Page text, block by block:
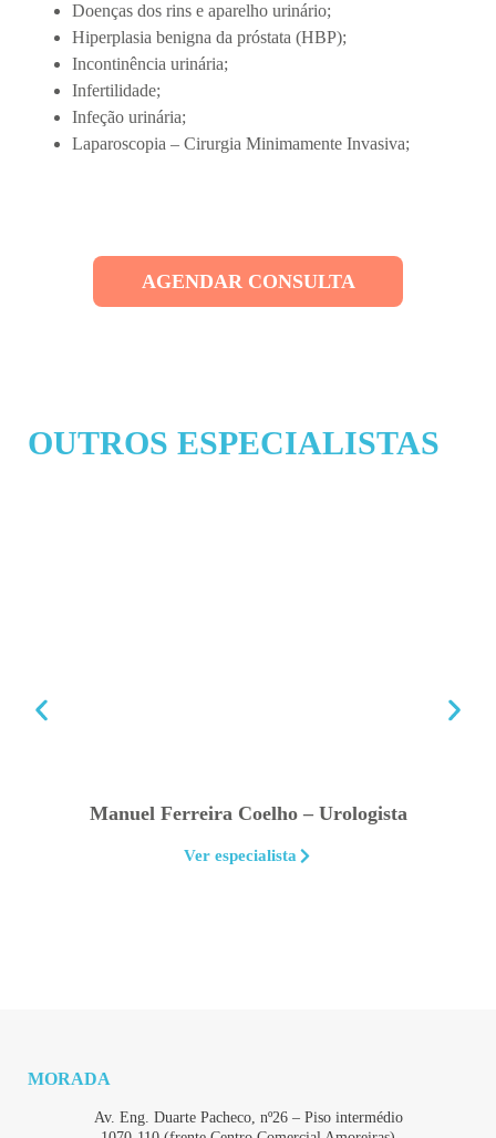
Doenças dos rins e aparelho urinário;
Hiperplasia benigna da próstata (HBP);
Incontinência urinária;
Infertilidade;
Infeção urinária;
Laparoscopia – Cirurgia Minimamente Invasiva;
AGENDAR CONSULTA
OUTROS ESPECIALISTAS
Manuel Ferreira Coelho – Urologista
Ver especialista
MORADA
Av. Eng. Duarte Pacheco, nº26 – Piso intermédio